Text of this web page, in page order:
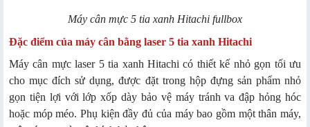
Máy cân mực 5 tia xanh Hitachi fullbox
Đặc điểm của máy cân bằng laser 5 tia xanh Hitachi
Máy cân mực laser 5 tia xanh Hitachi có thiết kế nhỏ gọn tối ưu
cho mục đích sử dụng, được đặt trong hộp đựng sản phẩm nhỏ
gọn tiện lợi với lớp xốp dày bảo vệ máy tránh va đập hỏng hóc
hoặc móp méo. Phụ kiện đầy đủ của máy bao gồm một thân máy,